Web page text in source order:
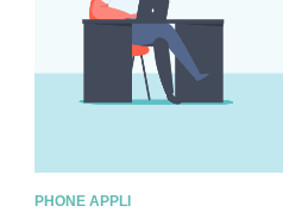
PHONE APPLI